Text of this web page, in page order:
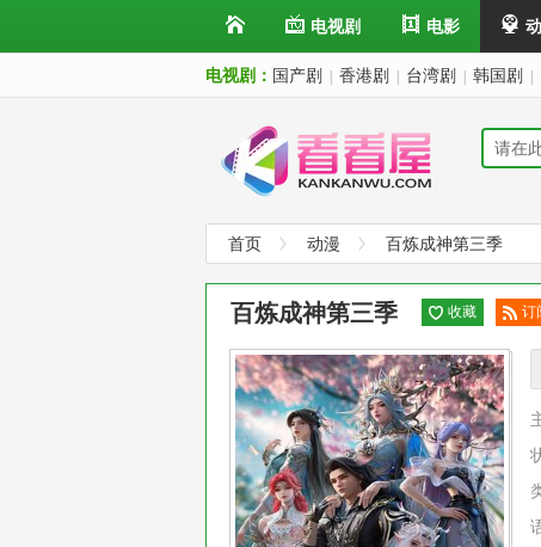
电视剧 电影
电视剧： 国产剧 香港剧 台湾剧 韩国剧
首页 动漫 百炼成神第三季
百炼成神第三季 收藏
订
阅